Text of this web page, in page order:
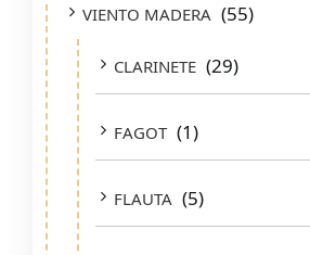
VIENTO MADERA (55)
CLARINETE (29)
FAGOT (1)
FLAUTA (5)